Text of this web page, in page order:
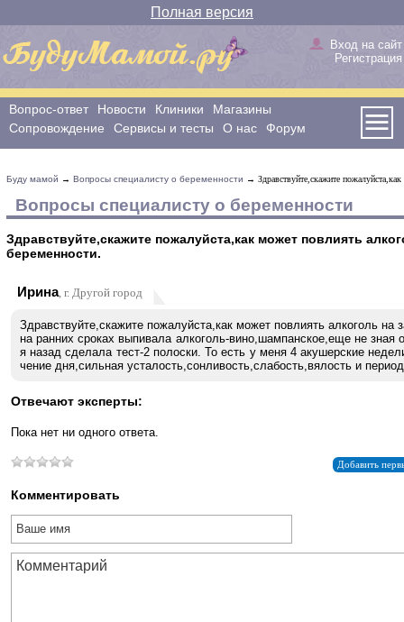
Полная версия
Вход на сайт
Регистрация
Вопрос-ответ Новости Клиники
Магазины
Сопровождение
Сервисы и тесты О нас Форум
Буду мамой → Вопросы специалисту о беременности → Здравствуйте,скажите
Вопросы специалисту о беременности
Здравствуйте,скажите пожалуйста,как может повлиять
беременности.
Ирина, г. Другой город
Здравствуйте,скажите пожалуйста,как может повлиять алкоголь
на ранних сроках выпивала алкоголь-вино,шампанское,еще не
я назад сделала тест-2 полоски. То есть у меня 4 акушерские
чение дня,сильная усталость,сонливость,слабость,вялость и
Отвечают эксперты:
Пока нет ни одного ответа.
Добавить
Комментировать